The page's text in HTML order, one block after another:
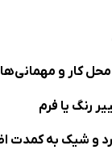
محل کار و مهمانی‌ها
رنگ یا فرم
و شیک به